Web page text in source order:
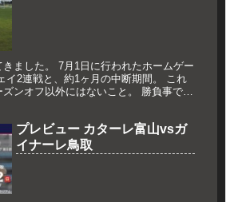
ました。 7月1日に行われたホームゲー
イ2連戦と、約1ヶ月の中断期間。 これ
ンオフ以外にはないこと。 勝負事です
プレビュー カターレ富山vsガ
イナーレ鳥取